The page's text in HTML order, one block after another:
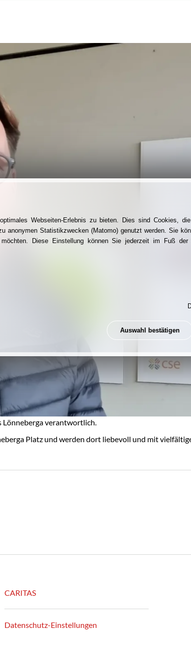
Lönneberga verantwortlich.
Platz und werden dort liebevoll und mit
CARITAS
Datenschutz-Einstellungen
Webseiten-Erlebnis zu bieten. Dies sind Cookies,
anonymen Statistikzwecken (Matomo) genutzt werden. Sie
Diese Einstellung können Sie jederzeit im Fuß der
Auswahl bestätigen